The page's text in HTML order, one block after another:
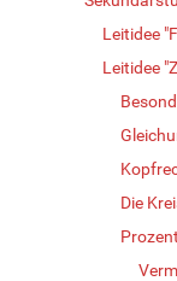
Leitidee
Leitidee
Die